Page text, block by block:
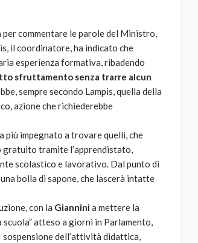
per commentare le parole del Ministro,
il coordinatore, ha indicato che
esperienza formativa, ribadendo
sfruttamento senza trarre alcun
sempre secondo Lampis, quella della
azione che richiederebbe
più impegnato a trovare quelli, che
gratuito tramite l’apprendistato,
scolastico e lavorativo. Dal punto di
bolla di sapone, che lascerà intatte
con la Gianninia mettere la
atteso a giorni in Parlamento,
dell’attività didattica,